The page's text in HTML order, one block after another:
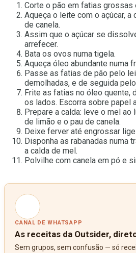
Corte o pão em fatias grossas
Aqueça o leite com o açúcar, a
de canela.
Assim que o açúcar se
arrefecer.
Bata os ovos numa tigela.
Aqueça óleo abundante numa
Passe as fatias de pão pelo
demolhadas, e de seguida
Frite as fatias no óleo quente,
os lados. Escorra sobre papel
Prepare a calda: leve o mel ao
de limão e o pau de canela.
Deixe ferver até engrossar
Disponha as rabanadas numa
a calda de mel.
Polvilhe com canela em pó e
CANAL DE WHATSAPP
As receitas da Outsider,
Sem grupos, sem confusão — só